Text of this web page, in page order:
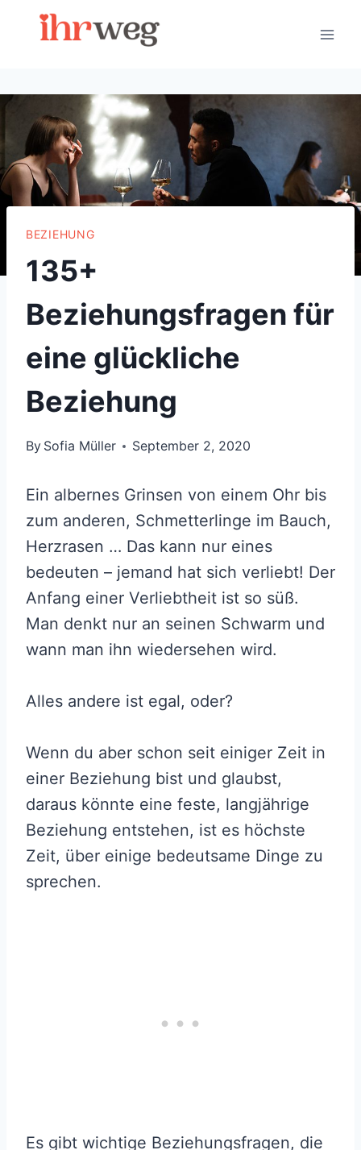
BEZIEHUNG
135+
Beziehungsfragen für
eine glückliche
Beziehung
By Sofia Müller September 2, 2020
Ein albernes Grinsen von einem Ohr bis
zum anderen, Schmetterlinge im Bauch,
Herzrasen … Das kann nur eines
bedeuten – jemand hat sich verliebt! Der
Anfang einer Verliebtheit ist so süß.
Man denkt nur an seinen Schwarm und
wann man ihn wiedersehen wird.
Alles andere ist egal, oder?
Wenn du aber schon seit einiger Zeit in
einer Beziehung bist und glaubst,
daraus könnte eine feste, langjährige
Beziehung entstehen, ist es höchste
Zeit, über einige bedeutsame Dinge zu
sprechen.
Es gibt wichtige Beziehungsfragen, die